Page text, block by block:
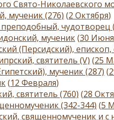
Свято-Николаевского
мученик (276) (2 Октября)
чудотворец
мученик(30 Июня
(Персидский),
святитель (V) (25
мученик (287) (
(12 Февраля)
святитель (760) (28
(342-344) (5
священномученик и с